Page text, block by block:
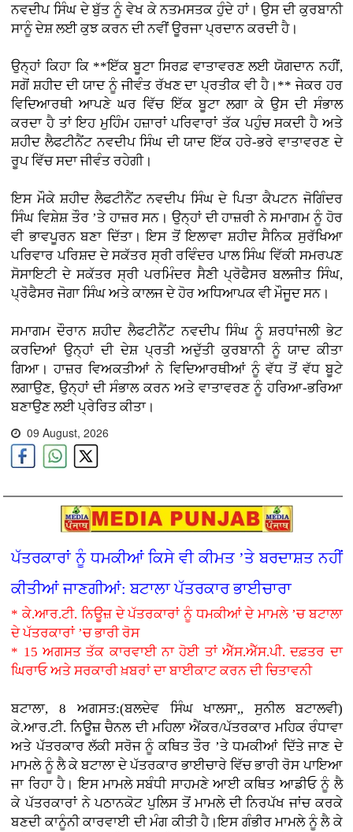
ਨਵਦੀਪ ਸਿੰਘ ਦੇ ਬੁੱਤ ਨੂੰ ਵੇਖ ਕੇ ਨਤਮਸਤਕ ਹੁੰਦੇ ਹਾਂ। ਉਸ ਦੀ ਕੁਰਬਾਨੀ
ਸਾਨੂੰ ਦੇਸ਼ ਲਈ ਕੁਝ ਕਰਨ ਦੀ ਨਵੀਂ ਊਰਜਾ ਪ੍ਰਦਾਨ ਕਰਦੀ ਹੈ।
ਉਨ੍ਹਾਂ ਕਿਹਾ ਕਿ **ਇੱਕ ਬੂਟਾ ਸਿਰਫ਼ ਵਾਤਾਵਰਣ ਲਈ ਯੋਗਦਾਨ ਨਹੀਂ,
ਸਗੋਂ ਸ਼ਹੀਦ ਦੀ ਯਾਦ ਨੂੰ ਜੀਵੰਤ ਰੱਖਣ ਦਾ ਪ੍ਰਤੀਕ ਵੀ ਹੈ।** ਜੇਕਰ ਹਰ
ਵਿਦਿਆਰਥੀ ਆਪਣੇ ਘਰ ਵਿੱਚ ਇੱਕ ਬੂਟਾ ਲਗਾ ਕੇ ਉਸ ਦੀ ਸੰਭਾਲ
ਕਰਦਾ ਹੈ ਤਾਂ ਇਹ ਮੁਹਿੰਮ ਹਜ਼ਾਰਾਂ ਪਰਿਵਾਰਾਂ ਤੱਕ ਪਹੁੰਚ ਸਕਦੀ ਹੈ ਅਤੇ
ਸ਼ਹੀਦ ਲੈਫਟੀਨੈਂਟ ਨਵਦੀਪ ਸਿੰਘ ਦੀ ਯਾਦ ਇੱਕ ਹਰੇ-ਭਰੇ ਵਾਤਾਵਰਣ ਦੇ
ਰੂਪ ਵਿੱਚ ਸਦਾ ਜੀਵੰਤ ਰਹੇਗੀ।
ਇਸ ਮੌਕੇ ਸ਼ਹੀਦ ਲੈਫਟੀਨੈਂਟ ਨਵਦੀਪ ਸਿੰਘ ਦੇ ਪਿਤਾ ਕੈਪਟਨ ਜੋਗਿੰਦਰ
ਸਿੰਘ ਵਿਸ਼ੇਸ਼ ਤੌਰ ’ਤੇ ਹਾਜ਼ਰ ਸਨ। ਉਨ੍ਹਾਂ ਦੀ ਹਾਜ਼ਰੀ ਨੇ ਸਮਾਗਮ ਨੂੰ ਹੋਰ
ਵੀ ਭਾਵਪੂਰਨ ਬਣਾ ਦਿੱਤਾ। ਇਸ ਤੋਂ ਇਲਾਵਾ ਸ਼ਹੀਦ ਸੈਨਿਕ ਸੁਰੱਖਿਆ
ਪਰਿਵਾਰ ਪਰਿਸ਼ਦ ਦੇ ਸਕੱਤਰ ਸ੍ਰੀ ਰਵਿੰਦਰ ਪਾਲ ਸਿੰਘ ਵਿੱਕੀ ਸਮਰਪਣ
ਸੋਸਾਇਟੀ ਦੇ ਸਕੱਤਰ ਸ੍ਰੀ ਪਰਮਿੰਦਰ ਸੈਣੀ ਪ੍ਰੋਫੈਸਰ ਬਲਜੀਤ ਸਿੰਘ,
ਪ੍ਰੋਫੈਸਰ ਜੋਗਾ ਸਿੰਘ ਅਤੇ ਕਾਲਜ ਦੇ ਹੋਰ ਅਧਿਆਪਕ ਵੀ ਮੌਜੂਦ ਸਨ।
ਸਮਾਗਮ ਦੌਰਾਨ ਸ਼ਹੀਦ ਲੈਫਟੀਨੈਂਟ ਨਵਦੀਪ ਸਿੰਘ ਨੂੰ ਸ਼ਰਧਾਂਜਲੀ ਭੇਟ
ਕਰਦਿਆਂ ਉਨ੍ਹਾਂ ਦੀ ਦੇਸ਼ ਪ੍ਰਤੀ ਅਦੁੱਤੀ ਕੁਰਬਾਨੀ ਨੂੰ ਯਾਦ ਕੀਤਾ
ਗਿਆ। ਹਾਜ਼ਰ ਵਿਅਕਤੀਆਂ ਨੇ ਵਿਦਿਆਰਥੀਆਂ ਨੂੰ ਵੱਧ ਤੋਂ ਵੱਧ ਬੂਟੇ
ਲਗਾਉਣ, ਉਨ੍ਹਾਂ ਦੀ ਸੰਭਾਲ ਕਰਨ ਅਤੇ ਵਾਤਾਵਰਣ ਨੂੰ ਹਰਿਆ-ਭਰਿਆ
ਬਣਾਉਣ ਲਈ ਪ੍ਰੇਰਿਤ ਕੀਤਾ।
09 August, 2026
ਪੱਤਰਕਾਰਾਂ ਨੂੰ ਧਮਕੀਆਂ ਕਿਸੇ ਵੀ ਕੀਮਤ ’ਤੇ ਬਰਦਾਸ਼ਤ ਨਹੀਂ
ਕੀਤੀਆਂ ਜਾਣਗੀਆਂ: ਬਟਾਲਾ ਪੱਤਰਕਾਰ ਭਾਈਚਾਰਾ
* ਕੇ.ਆਰ.ਟੀ. ਨਿਊਜ਼ ਦੇ ਪੱਤਰਕਾਰਾਂ ਨੂੰ ਧਮਕੀਆਂ ਦੇ ਮਾਮਲੇ ’ਚ ਬਟਾਲਾ
ਦੇ ਪੱਤਰਕਾਰਾਂ ’ਚ ਭਾਰੀ ਰੋਸ
* 15 ਅਗਸਤ ਤੱਕ ਕਾਰਵਾਈ ਨਾ ਹੋਈ ਤਾਂ ਐੱਸ.ਐੱਸ.ਪੀ. ਦਫ਼ਤਰ ਦਾ
ਘਿਰਾਓ ਅਤੇ ਸਰਕਾਰੀ ਖ਼ਬਰਾਂ ਦਾ ਬਾਈਕਾਟ ਕਰਨ ਦੀ ਚਿਤਾਵਨੀ
ਬਟਾਲਾ, 8 ਅਗਸਤ:(ਬਲਦੇਵ ਸਿੰਘ ਖਾਲਸਾ,, ਸੁਨੀਲ ਬਟਾਲਵੀ)
ਕੇ.ਆਰ.ਟੀ. ਨਿਊਜ਼ ਚੈਨਲ ਦੀ ਮਹਿਲਾ ਐਂਕਰ/ਪੱਤਰਕਾਰ ਮਹਿਕ ਰੰਧਾਵਾ
ਅਤੇ ਪੱਤਰਕਾਰ ਲੱਕੀ ਸਰੋਜ ਨੂੰ ਕਥਿਤ ਤੌਰ ’ਤੇ ਧਮਕੀਆਂ ਦਿੱਤੇ ਜਾਣ ਦੇ
ਮਾਮਲੇ ਨੂੰ ਲੈ ਕੇ ਬਟਾਲਾ ਦੇ ਪੱਤਰਕਾਰ ਭਾਈਚਾਰੇ ਵਿੱਚ ਭਾਰੀ ਰੋਸ ਪਾਇਆ
ਜਾ ਰਿਹਾ ਹੈ। ਇਸ ਮਾਮਲੇ ਸਬੰਧੀ ਸਾਹਮਣੇ ਆਈ ਕਥਿਤ ਆਡੀਓ ਨੂੰ ਲੈ
ਕੇ ਪੱਤਰਕਾਰਾਂ ਨੇ ਪਠਾਨਕੋਟ ਪੁਲਿਸ ਤੋਂ ਮਾਮਲੇ ਦੀ ਨਿਰਪੱਖ ਜਾਂਚ ਕਰਕੇ
ਬਣਦੀ ਕਾਨੂੰਨੀ ਕਾਰਵਾਈ ਦੀ ਮੰਗ ਕੀਤੀ ਹੈ।ਇਸ ਗੰਭੀਰ ਮਾਮਲੇ ਨੂੰ ਲੈ ਕੇ